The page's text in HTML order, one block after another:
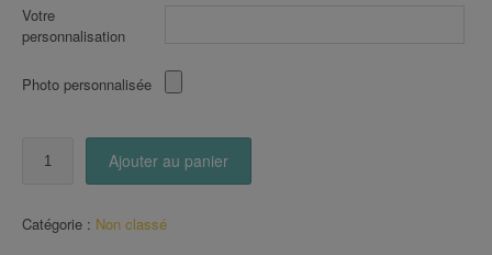
Votre
personnalisation
Photo personnalisée
et
Ajouter au panier
Catégorie : Non classé